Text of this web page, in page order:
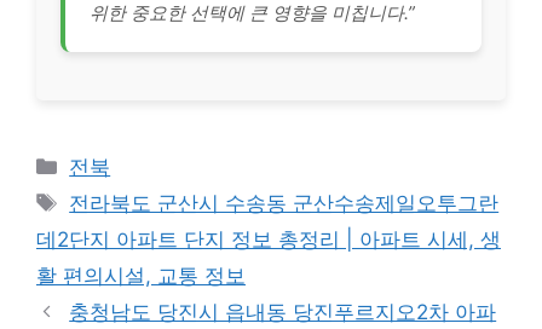
위한 중요한 선택에 큰 영향을 미칩니다.”
Categories
전북
Tags
전라북도 군산시 수송동 군산수송제일오투그란
데2단지 아파트 단지 정보 총정리 | 아파트 시세, 생
활 편의시설, 교통 정보
충청남도 당진시 읍내동 당진푸르지오2차 아파